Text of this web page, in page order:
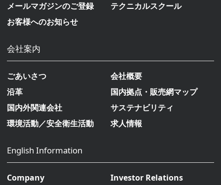
メールマガジンのご登録
テクニカルスクール
お客様へのお知らせ
会社案内
ごあいさつ
会社概要
沿革
国内拠点・販売網マップ
国内外関連会社
サステナビリティ
環境活動／安全衛生活動
求人情報
English Information
Company
Investor Relations